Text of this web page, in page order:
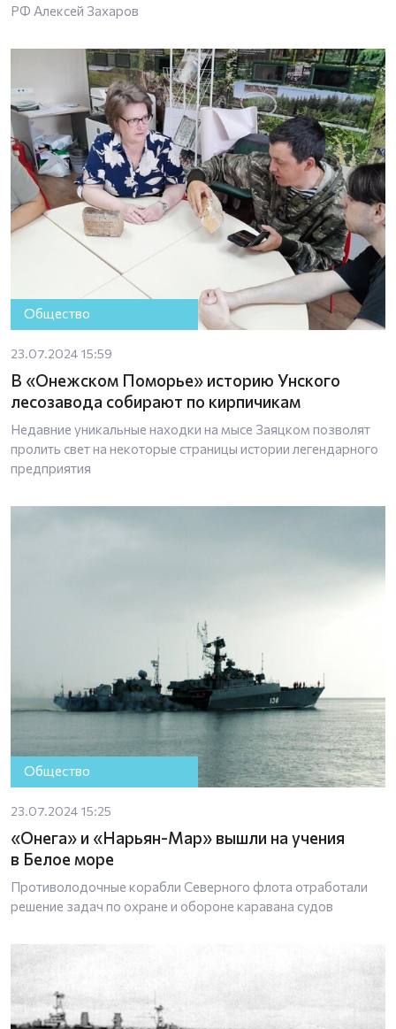
РФ Алексей Захаров
Общество
23.07.2024 15:59
В «Онежском Поморье» историю Унского
лесозавода собирают по кирпичикам
Недавние уникальные находки на мысе Заяцком позволят
пролить свет на некоторые страницы истории легендарного
предприятия
Общество
23.07.2024 15:25
«Онега» и «Нарьян-Мар» вышли на учения
в Белое море
Противолодочные корабли Северного флота отработали
решение задач по охране и обороне каравана судов